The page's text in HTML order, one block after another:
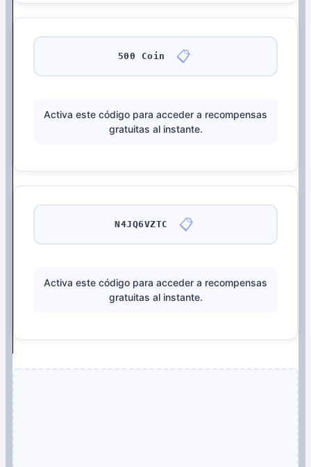
500 Coin 📋
Activa este código para acceder a recompensas
gratuitas al instante.
N4JQ6VZTC 📋
Activa este código para acceder a recompensas
gratuitas al instante.